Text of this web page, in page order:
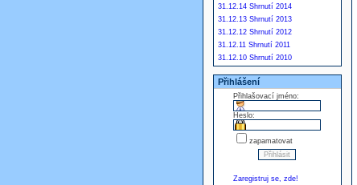
31.12.14 Shrnutí 2014
31.12.13 Shrnutí 2013
31.12.12 Shrnutí 2012
31.12.11 Shrnutí 2011
31.12.10 Shrnutí 2010
Přihlášení
Přihlašovací jméno:
Heslo:
zapamatovat
Zaregistruj se, zde!